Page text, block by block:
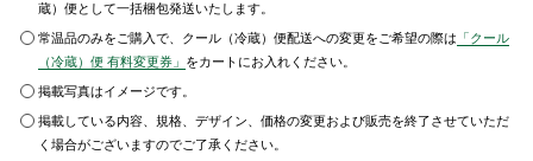
蔵）便として一括梱包発送いたします。
常温品のみをご購入で、クール（冷蔵）便配送への変更をご希望の際は 「クール
（冷蔵）便 有料変更券」 をカートにお入れください。
掲載写真はイメージです。
掲載している内容、規格、デザイン、価格の変更および販売を終了させていただ
く場合がございますのでご了承ください。